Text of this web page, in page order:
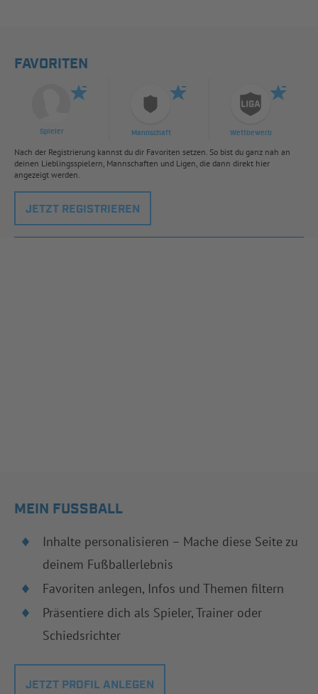
FAVORITEN
Spieler Mannschaft Wettbewerb
Nach der Registrierung kannst du dir Favoriten setzen. So bist du ganz nah an
deinen Lieblingsspielern, Mannschaften und Ligen, die dann direkt hier
angezeigt werden.
JETZT REGISTRIEREN
MEIN FUSSBALL
Inhalte personalisieren – Mache diese Seite zu
deinem Fußballerlebnis
Favoriten anlegen, Infos und Themen filtern
Präsentiere dich als Spieler, Trainer oder
Schiedsrichter
JETZT PROFIL ANLEGEN